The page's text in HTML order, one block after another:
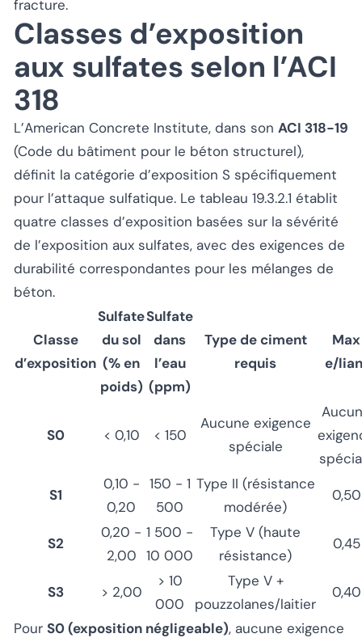
fracture.
Classes d’exposition
aux sulfates selon l’ACI
318
L’American Concrete Institute, dans son ACI 318-19
(Code du bâtiment pour le béton structurel),
définit la catégorie d’exposition S spécifiquement
pour l’attaque sulfatique. Le tableau 19.3.2.1 établit
quatre classes d’exposition basées sur la sévérité
de l’exposition aux sulfates, avec des exigences de
durabilité correspondantes pour les mélanges de
béton.
Classe
d’exposition
Sulfate
du sol
(% en
poids)
Sulfate
dans
l’eau
(ppm)
Type de ciment
requis
Max
e/
S0 < 0,10 < 150
Aucune exigence
spéciale
S1
0,10 -
0,20
150 - 1
500
Type II (résistance
modérée)
0,50
S2
0,20 -
2,00
1 500 -
10 000
Type V (haute
résistance)
0,45
S3 > 2,00
> 10
000
Type V +
pouzzolanes/laitier
0,40
Pour S0 (exposition négligeable), aucune exigence